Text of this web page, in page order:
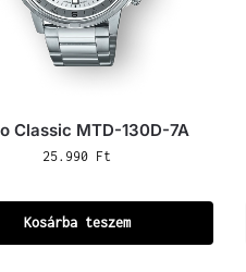
Classic MTD-130D-7A
25.990 Ft
Kosárba teszem